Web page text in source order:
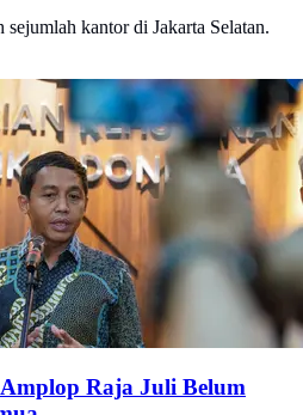
kantor di Jakarta Selatan.
Raja Juli Belum